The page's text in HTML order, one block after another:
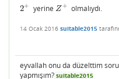
2+
2+ yerine Z+
Z+ olmalıydı.
14 Ocak 2016 suitable2015
eyvallah onu da düzelttim
yapmışım? suitable2015